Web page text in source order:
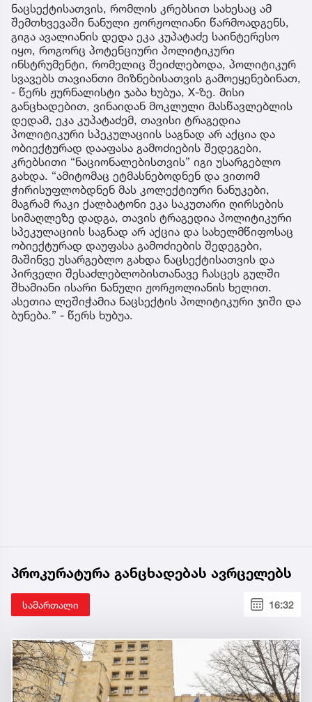
ნაცსექტისათვის, რომლის კრებსით სახესაც ამ
შემთხვევაში ნანული ჟორჟოლიანი წარმოადგენს,
გიგა ავალიანის დედა ეკა კუპატაძე საინტერესო
იყო, როგორც პოტენციური პოლიტიკური
ინსტრუმენტი, რომელიც შეიძლებოდა, პოლიტიკურ
სვავებს თავიანთი მიზნებისათვის გამოეყენებინათ,
- წერს ჟურნალისტი ჯაბა ხუბუა, X-ზე. მისი
განცხადებით, ვინაიდან მოკლული მასწავლებლის
დედამ, ეკა კუპატაძემ, თავისი ტრაგედია
პოლიტიკური სპეკულაციის საგნად არ აქცია და
ობიექტურად დააფასა გამოძიების შედეგები,
კრებსითი “ნაციონალებისთვის” იგი უსარგებლო
გახდა. “ამიტომაც ეტმასნებოდნენ და ვითომ
ჭირისუფლობდნენ მას კოლექტიური ნანუკები,
მაგრამ რაკი ქალბატონი ეკა საკუთარი ღირსების
სიმაღლეზე დადგა, თავის ტრაგედია პოლიტიკური
სპეკულაციის საგნად არ აქცია და სახელმწიფოსაც
ობიექტურად დაუფასა გამოძიების შედეგები,
მაშინვე უსარგებლო გახდა ნაცსექტისათვის და
პირველი შესაძლებლობისთანავე ჩასცეს გულში
შხამიანი ისარი ნანული ჟორჟოლიანის ხელით.
ასეთია ლეშიჭამია ნაცსექტის პოლიტიკური ჯიში და
ბუნება.” - წერს ხუბუა.
პროკურატურა განცხადებას ავრცელებს
სამართალი 16:32